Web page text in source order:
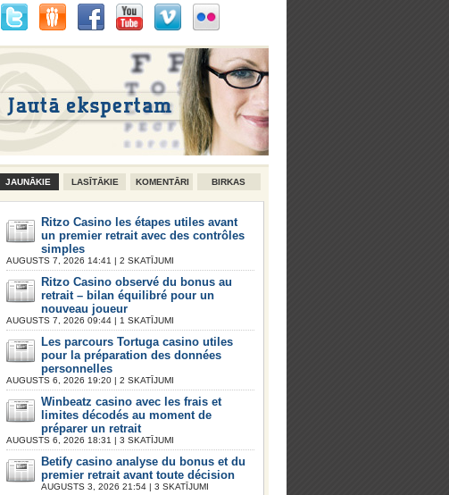
JAUNĀKIE LASĪTĀKIE KOMENTĀRI BIRKAS
Ritzo Casino les étapes utiles avant
un premier retrait avec des contrôles
simples
AUGUSTS 7, 2026 14:41 | 2 SKATĪJUMI
Ritzo Casino observé du bonus au
retrait – bilan équilibré pour un
nouveau joueur
AUGUSTS 7, 2026 09:44 | 1 SKATĪJUMI
Les parcours Tortuga casino utiles
pour la préparation des données
personnelles
AUGUSTS 6, 2026 19:20 | 2 SKATĪJUMI
Winbeatz casino avec les frais et
limites décodés au moment de
préparer un retrait
AUGUSTS 6, 2026 18:31 | 3 SKATĪJUMI
Betify casino analyse du bonus et du
premier retrait avant toute décision
AUGUSTS 3, 2026 21:54 | 3 SKATĪJUMI